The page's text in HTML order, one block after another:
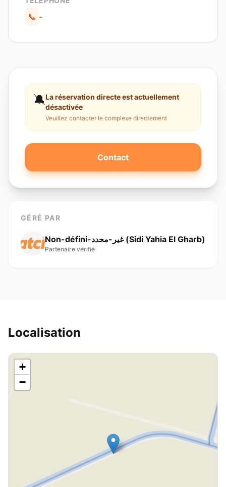
📞 -
🔕La réservation directe est actuellement
désactivée
Veuillez contacter le complexe directement
Contact
GÉRÉ PAR
Non-défini-غير-محدد ( Sidi Yahia El Gharb)
Partenaire vérifié
Localisation
+
−